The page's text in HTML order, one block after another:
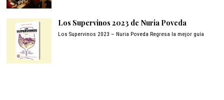
Los Supervinos 2023 de Nuria Poveda
Los Supervinos 2023 – Nuria Poveda Regresa la mejor guía